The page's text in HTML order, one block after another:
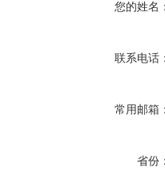
您的姓名
联系电话
常用邮箱
省份